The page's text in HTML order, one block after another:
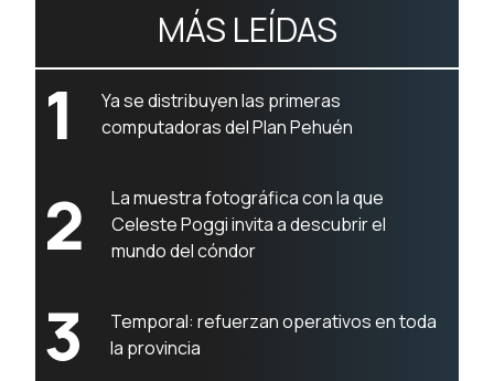
MÁS LEÍDAS
1
Ya se distribuyen las primeras
computadoras del Plan Pehuén
2
La muestra fotográfica con la que
Celeste Poggi invita a descubrir el
mundo del cóndor
3
Temporal: refuerzan operativos en toda
la provincia